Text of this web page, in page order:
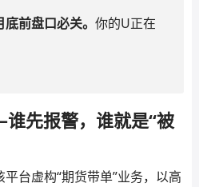
前盘口必关。 你的U正在
先报警，谁就是“被
台虚构“期货带单”业务，以高